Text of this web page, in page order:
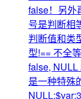
false！另外
号是判断相
判断值和类
型!== 不全
false,
是一种特殊